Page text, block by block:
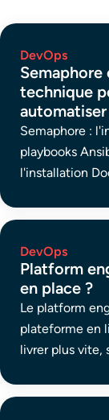
DevOps
technique
Semaphore :
playbooks
l'installation
DevOps
Platform
en place ?
Le platform
plateforme en
livrer plus vite,